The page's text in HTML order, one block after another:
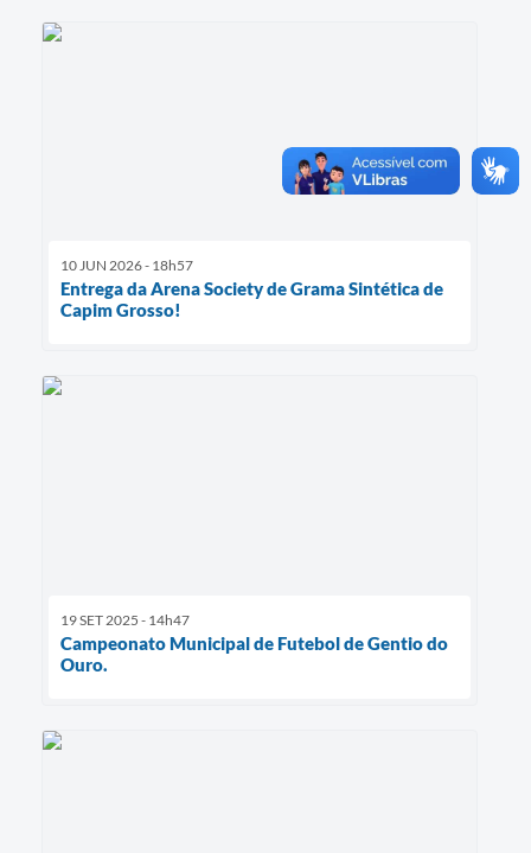
10 JUN 2026 - 18h57
Entrega da Arena Society de Grama Sintética de
Capim Grosso!
19 SET 2025 - 14h47
Campeonato Municipal de Futebol de Gentio do
Ouro.